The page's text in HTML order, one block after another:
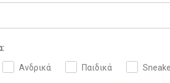
Ανδρικά Παιδικά